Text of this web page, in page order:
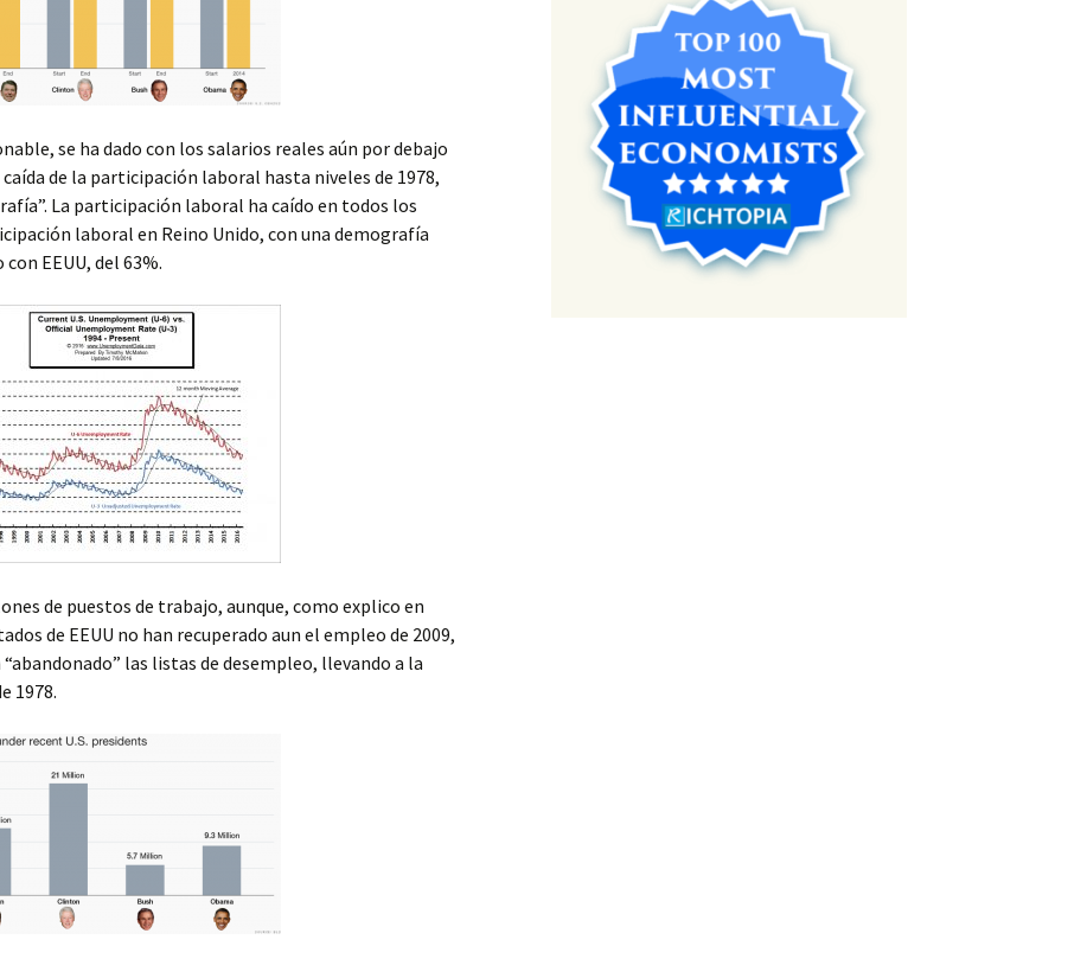
se ha dado con los salarios reales aún por debajo
caída de la participación laboral hasta niveles de 1978,
La participación laboral ha caído en todos los
laboral en Reino Unido, con una demografía
EEUU, del 63%.
de puestos de trabajo, aunque, como explico en
de EEUU no han recuperado aun el empleo de 2009,
las listas de desempleo, llevando a la
1978.